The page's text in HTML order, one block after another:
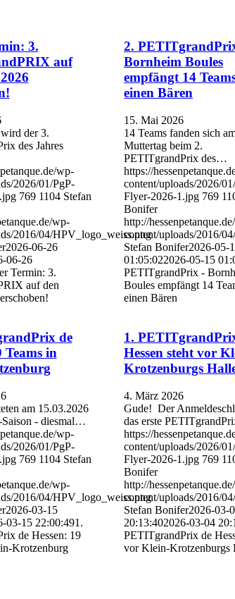
3.
auf
der 3.
des Jahres
wp-
2026/01/PgP-
769 1104 Stefan
wp-
2016/04/HPV_logo_weiss.png
2026-06-26
06-26
Termin: 3.
auf den
2.
Bornheim Boules
empfängt 14
einen Bären
15. Mai 2026
14 Teams fanden sich
Muttertag beim 2.
PETITgrandPrix des…
https://
content/uploads/2026/
Flyer-2026-1.jpg 769
Bonifer
http://
content/uploads/2016/
Stefan Bonifer2026-05-
01:05:022026-05-15
PETITgrandPrix -
Boules empfängt 14
einen Bären
de
Teams in
am 15.03.2026
- diesmal…
wp-
2026/01/PgP-
769 1104 Stefan
wp-
2016/04/HPV_logo_weiss.png
2026-03-15
03-15 22:00:491.
de Hessen: 19
Krotzenburg
1.
Hessen steht vor
Krotzenburgs
4. März 2026
Gude! Der
das erste
https://
content/uploads/2026/
Flyer-2026-1.jpg 769
Bonifer
http://
content/uploads/2016/
Stefan Bonifer2026-03-
20:13:402026-03-04
PETITgrandPrix de
vor Klein-Krotzenburgs